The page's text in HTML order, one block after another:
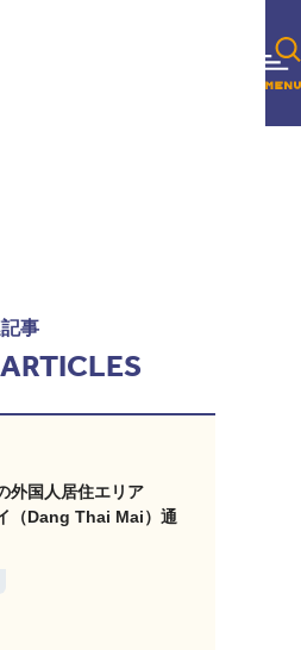
事
外国人居住エリア
（Dang Thai Mai）通